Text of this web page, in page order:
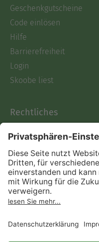
Geschenkgutscheine
Code einlösen
Hilfe
Barrierefreiheit
Login
Skoobe liest
Rechtliches
AGB
Informationen nach Data
Act
Verträge hier kündigen
Impressum